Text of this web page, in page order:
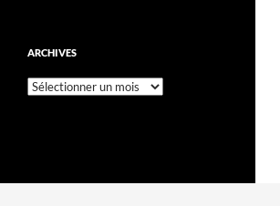
ARCHIVES
Archives